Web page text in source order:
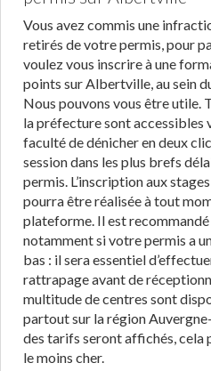
Vous avez commis une
retirés de votre permis, pour
voulez vous inscrire à une
points sur Albertville, au sein
Nous pouvons vous être utile.
la préfecture sont accessibles
faculté de dénicher en deux
session dans les plus brefs
permis. L’inscription aux
pourra être réalisée à tout
plateforme. Il est recommandé
notamment si votre permis a
bas : il sera essentiel
rattrapage avant de
multitude de centres sont
partout sur la région
des tarifs seront affichés, cela
le moins cher.